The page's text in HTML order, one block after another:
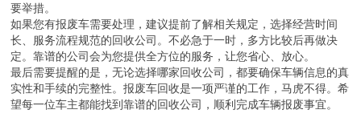
要举措。
如果您有报废车需要处理，建议提前了解相关规定，选择经营时间
长、服务流程规范的回收公司。不必急于一时，多方比较后再做决
定。靠谱的公司会为您提供全方位的服务，让您省心、放心。
最后需要提醒的是，无论选择哪家回收公司，都要确保车辆信息的真
实性和手续的完整性。报废车回收是一项严谨的工作，马虎不得。希
望每一位车主都能找到靠谱的回收公司，顺利完成车辆报废事宜。